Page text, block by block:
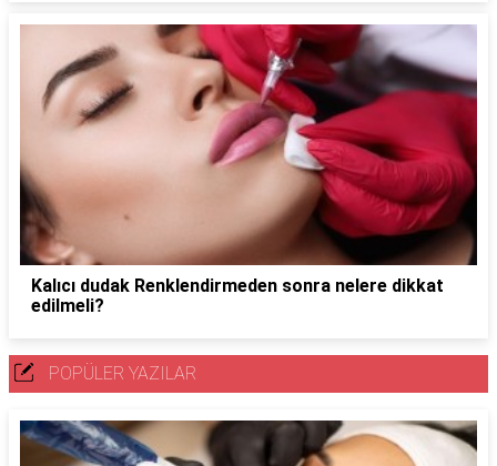
Kalıcı dudak Renklendirmeden sonra nelere dikkat
edilmeli?
POPÜLER YAZILAR